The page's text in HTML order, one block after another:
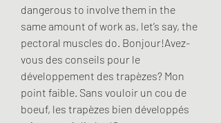
dangerous to involve them in the
same amount of work as, let’s say, the
pectoral muscles do. Bonjour!Avez-
vous des conseils pour le
développement des trapèzes? Mon
point faible. Sans vouloir un cou de
boeuf, les trapèzes bien développés